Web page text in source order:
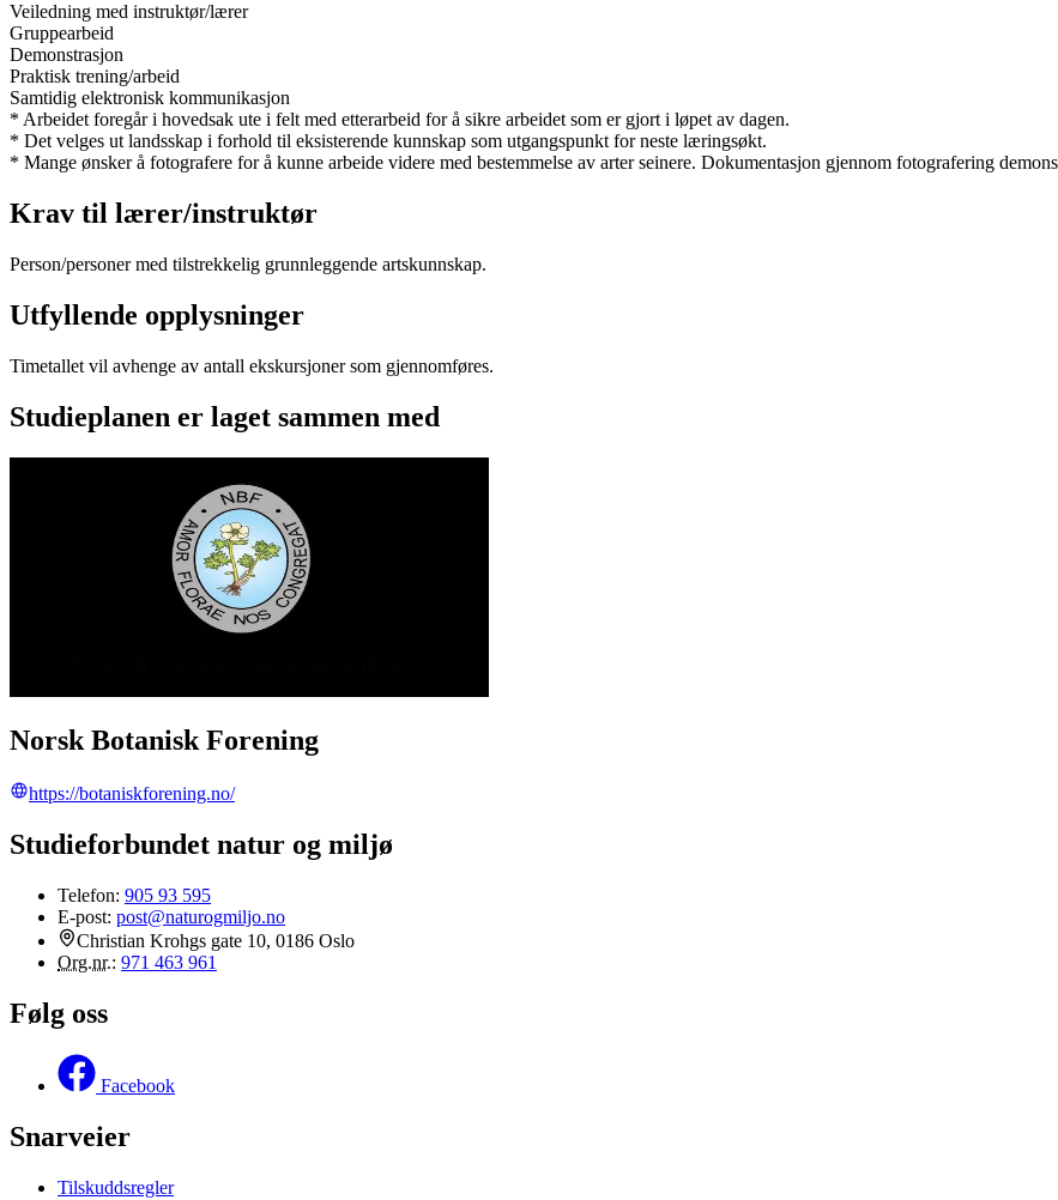
Veiledning med instruktør/lærer
Gruppearbeid
Demonstrasjon
Praktisk trening/arbeid
Samtidig elektronisk kommunikasjon
* Arbeidet foregår i hovedsak ute i felt med etterarbeid for å sikre arbeidet som er gjort i løpet av dagen.
* Det velges ut landsskap i forhold til eksisterende kunnskap som utgangspunkt for neste læringsøkt.
* Mange ønsker å fotografere for å kunne arbeide videre med bestemmelse av arter seinere. Dokumentasjon gjennom fotografering
Krav til lærer/instruktør
Person/personer med tilstrekkelig grunnleggende artskunnskap.
Utfyllende opplysninger
Timetallet vil avhenge av antall ekskursjoner som gjennomføres.
Studieplanen er laget sammen med
Norsk Botanisk Forening
https://botaniskforening.no/
Studieforbundet natur og miljø
Telefon: 905 93 595
E-post: post@naturogmiljo.no
Christian Krohgs gate 10, 0186 Oslo
Org.nr.: 971 463 961
Følg oss
Facebook
Snarveier
Tilskuddsregler